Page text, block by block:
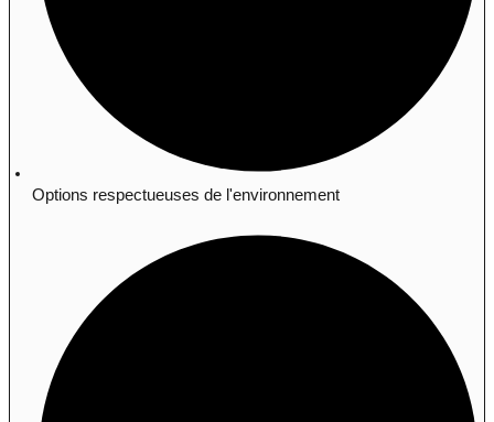
Options respectueuses de l'environnement